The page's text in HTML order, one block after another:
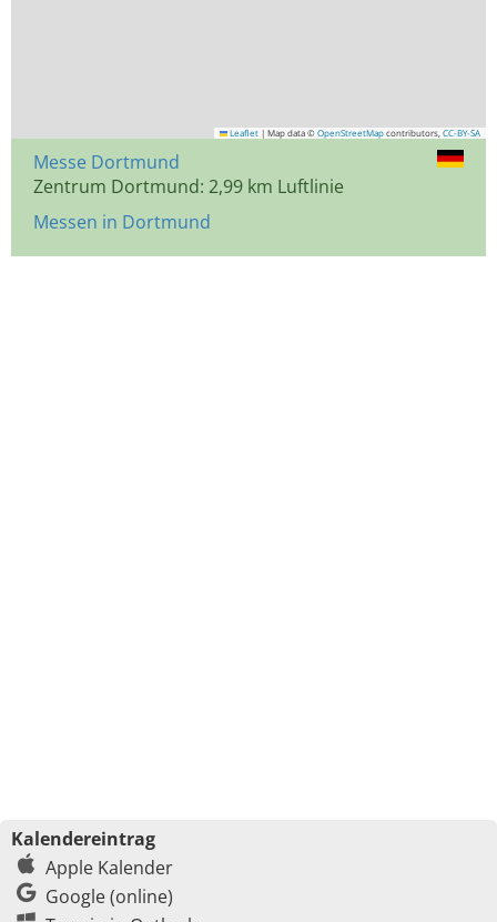
Leaflet | Map data © OpenStreetMap contributors, CC-BY-SA
Messe Dortmund
Zentrum Dortmund: 2,99 km Luftlinie
Messen in Dortmund
Kalendereintrag
Apple Kalender
Google (online)